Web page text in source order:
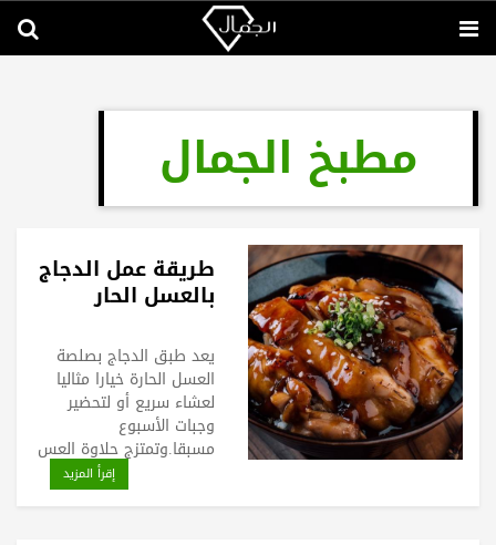
مطبخ الجمال
طريقة عمل الدجاج
بالعسل الحار
يعد طبق الدجاج بصلصة
العسل الحارة خيارا مثاليا
لعشاء سريع أو لتحضير
وجبات الأسبوع
مسبقا.وتمتزج حلاوة العس
إقرأ المزيد